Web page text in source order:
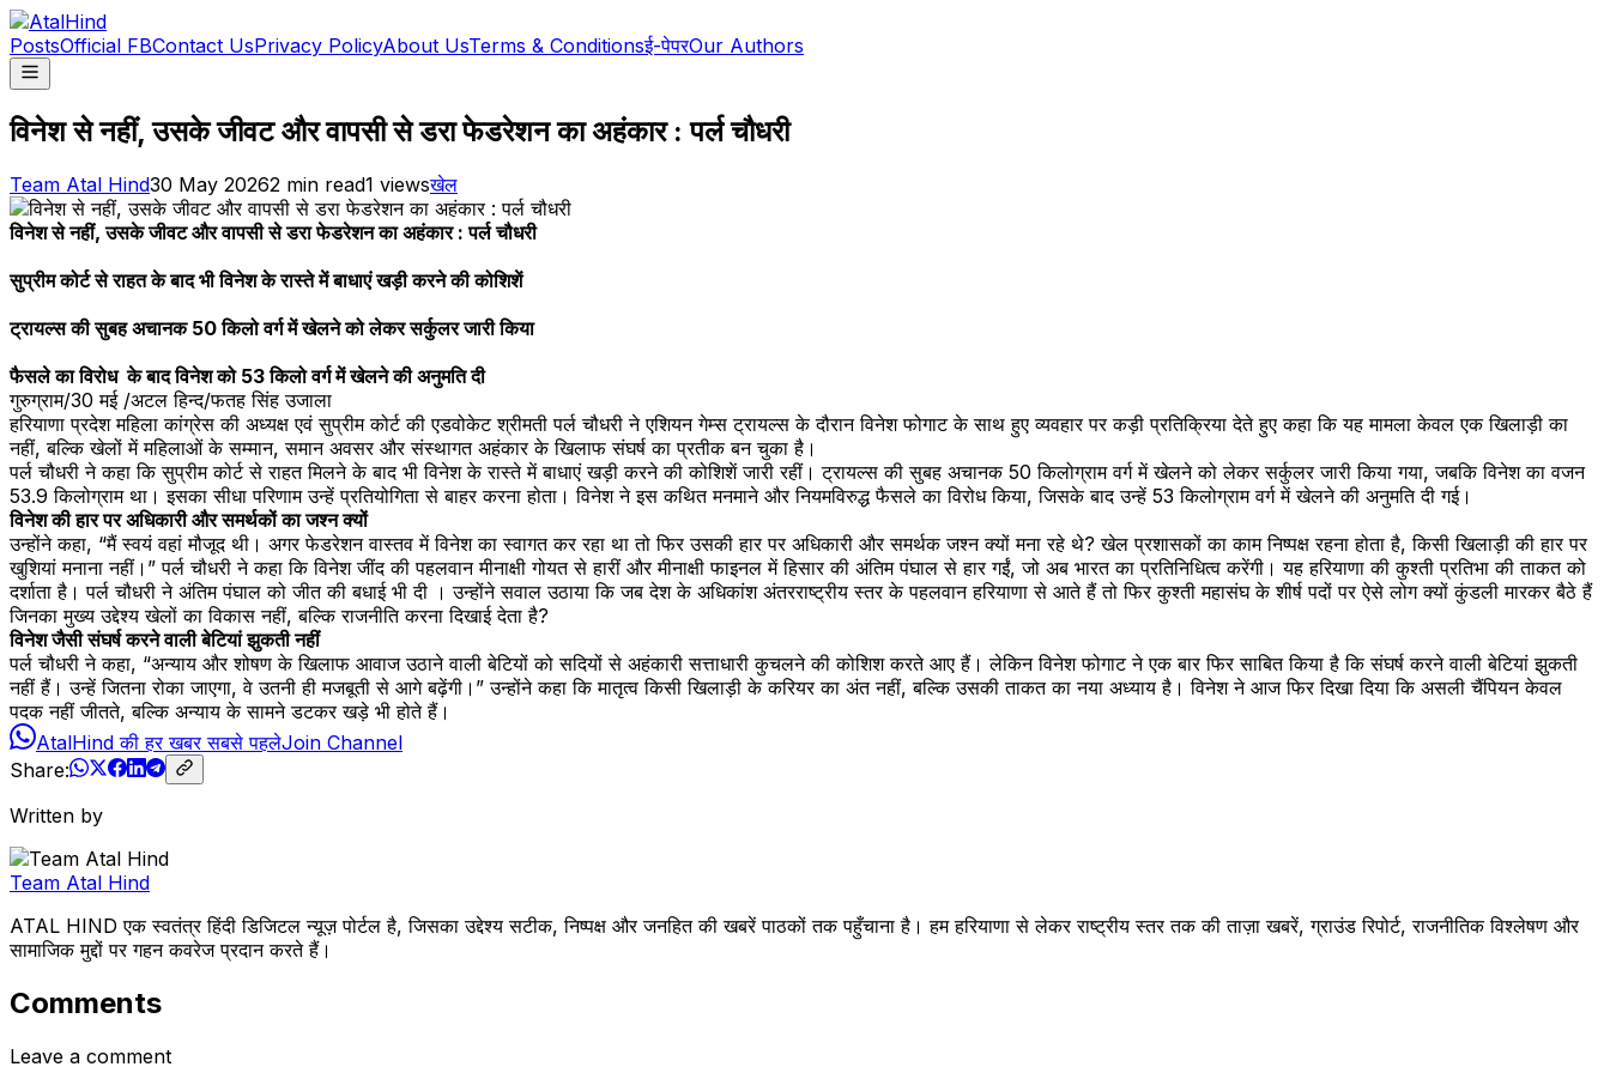
PostsOfficial FBContact UsPrivacy PolicyAbout UsTerms & Conditionsई-पेपरOur Authors
विनेश से नहीं, उसके जीवट और वापसी से डरा फेडरेशन का अहंकार : पर्ल चौधरी
Team Atal Hind30 May 20262 min read1 viewsखेल
विनेश से नहीं, उसके जीवट और वापसी से डरा फेडरेशन का अहंकार : पर्ल चौधरी
सुप्रीम कोर्ट से राहत के बाद भी विनेश के रास्ते में बाधाएं खड़ी करने की कोशिशें
ट्रायल्स की सुबह अचानक 50 किलो वर्ग में खेलने को लेकर सर्कुलर जारी किया
फैसले का विरोध के बाद विनेश को 53 किलो वर्ग में खेलने की अनुमति दी
गुरुग्राम/30 मई /अटल हिन्द/फतह सिंह उजाला
हरियाणा प्रदेश महिला कांग्रेस की अध्यक्ष एवं सुप्रीम कोर्ट की एडवोकेट श्रीमती पर्ल चौधरी ने एशियन गेम्स ट्रायल्स के दौरान विनेश फोगाट के साथ हुए व्यवहार पर कड़ी प्रतिक्रिया देते हुए कहा कि यह मामला केवल एक खिलाड़ी का
नहीं, बल्कि खेलों में महिलाओं के सम्मान, समान अवसर और संस्थागत अहंकार के खिलाफ संघर्ष का प्रतीक बन चुका है।
पर्ल चौधरी ने कहा कि सुप्रीम कोर्ट से राहत मिलने के बाद भी विनेश के रास्ते में बाधाएं खड़ी करने की कोशिशें जारी रहीं। ट्रायल्स की सुबह अचानक 50 किलोग्राम वर्ग में खेलने को लेकर सर्कुलर जारी किया गया, जबकि विनेश का वजन
53.9 किलोग्राम था। इसका सीधा परिणाम उन्हें प्रतियोगिता से बाहर करना होता। विनेश ने इस कथित मनमाने और नियमविरुद्ध फैसले का विरोध किया, जिसके बाद उन्हें 53 किलोग्राम वर्ग में खेलने की अनुमति दी गई।
विनेश की हार पर अधिकारी और समर्थकों का जश्न क्यों
उन्होंने कहा, “मैं स्वयं वहां मौजूद थी। अगर फेडरेशन वास्तव में विनेश का स्वागत कर रहा था तो फिर उसकी हार पर अधिकारी और समर्थक जश्न क्यों मना रहे थे? खेल प्रशासकों का काम निष्पक्ष रहना होता है, किसी खिलाड़ी की हार पर
खुशियां मनाना नहीं।” पर्ल चौधरी ने कहा कि विनेश जींद की पहलवान मीनाक्षी गोयत से हारीं और मीनाक्षी फाइनल में हिसार की अंतिम पंघाल से हार गईं, जो अब भारत का प्रतिनिधित्व करेंगी। यह हरियाणा की कुश्ती प्रतिभा की ताकत को
दर्शाता है। पर्ल चौधरी ने अंतिम पंघाल को जीत की बधाई भी दी । उन्होंने सवाल उठाया कि जब देश के अधिकांश अंतरराष्ट्रीय स्तर के पहलवान हरियाणा से आते हैं तो फिर कुश्ती महासंघ के शीर्ष पदों पर ऐसे लोग क्यों कुंडली मारकर बैठे हैं
जिनका मुख्य उद्देश्य खेलों का विकास नहीं, बल्कि राजनीति करना दिखाई देता है?
विनेश जैसी संघर्ष करने वाली बेटियां झुकती नहीं
पर्ल चौधरी ने कहा, “अन्याय और शोषण के खिलाफ आवाज उठाने वाली बेटियों को सदियों से अहंकारी सत्ताधारी कुचलने की कोशिश करते आए हैं। लेकिन विनेश फोगाट ने एक बार फिर साबित किया है कि संघर्ष करने वाली बेटियां झुकती
नहीं हैं। उन्हें जितना रोका जाएगा, वे उतनी ही मजबूती से आगे बढ़ेंगी।” उन्होंने कहा कि मातृत्व किसी खिलाड़ी के करियर का अंत नहीं, बल्कि उसकी ताकत का नया अध्याय है। विनेश ने आज फिर दिखा दिया कि असली चैंपियन केवल
पदक नहीं जीतते, बल्कि अन्याय के सामने डटकर खड़े भी होते हैं।
AtalHind की हर खबर सबसे पहलेJoin Channel
Share:
Written by
Team Atal Hind
ATAL HIND एक स्वतंत्र हिंदी डिजिटल न्यूज़ पोर्टल है, जिसका उद्देश्य सटीक, निष्पक्ष और जनहित की खबरें पाठकों तक पहुँचाना है। हम हरियाणा से लेकर राष्ट्रीय स्तर तक की ताज़ा खबरें, ग्राउंड रिपोर्ट, राजनीतिक विश्लेषण और
सामाजिक मुद्दों पर गहन कवरेज प्रदान करते हैं।
Comments
Leave a comment